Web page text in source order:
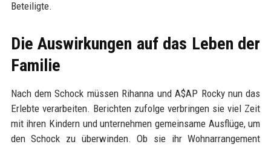
Beteiligte.
Die Auswirkungen auf das Leben der
Familie
Nach dem Schock müssen Rihanna und A$AP Rocky nun das
Erlebte verarbeiten. Berichten zufolge verbringen sie viel Zeit
mit ihren Kindern und unternehmen gemeinsame Ausflüge, um
den Schock zu überwinden. Ob sie ihr Wohnarrangement